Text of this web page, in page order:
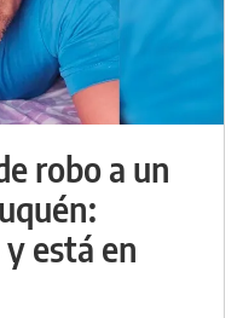
robo a un
está en